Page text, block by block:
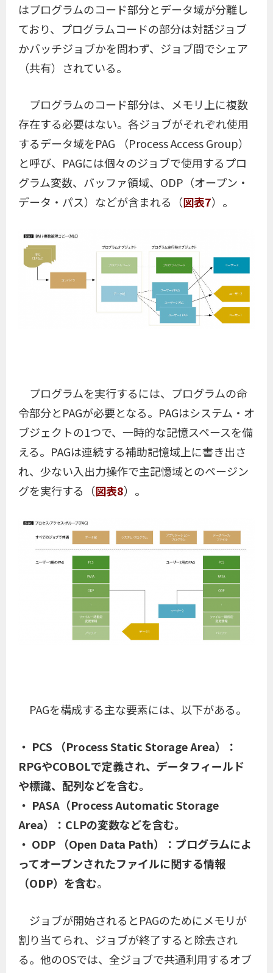
はプログラムのコード部分とデータ域が分離し
ており、プログラムコードの部分は対話ジョブ
かバッチジョブかを問わず、ジョブ間でシェア
（共有）されている。
プログラムのコード部分は、メモリ上に複数
存在する必要はない。各ジョブがそれぞれ使用
するデータ域をPAG （Process Access Group）
と呼び、PAGには個々のジョブで使用するプロ
グラム変数、バッファ領域、ODP（オープン・
データ・パス）などが含まれる（図表7）。
プログラムを実行するには、プログラムの命
令部分とPAGが必要となる。PAGはシステム・オ
ブジェクトの1つで、一時的な記憶スペースを備
える。PAGは連続する補助記憶域上に書き出さ
れ、少ない入出力操作で主記憶域とのページン
グを実行する（図表8）。
PAGを構成する主な要素には、以下がある。
・ PCS （Process Static Storage Area）：
RPGやCOBOLで定義され、データフィールド
や標識、配列などを含む。
・ PASA（Process Automatic Storage
Area）：CLPの変数などを含む。
・ ODP （Open Data Path）：プログラムによ
ってオープンされたファイルに関する情報
（ODP）を含む。
ジョブが開始されるとPAGのためにメモリが
割り当てられ、ジョブが終了すると除去され
る。他のOSでは、全ジョブで共通利用するオブ